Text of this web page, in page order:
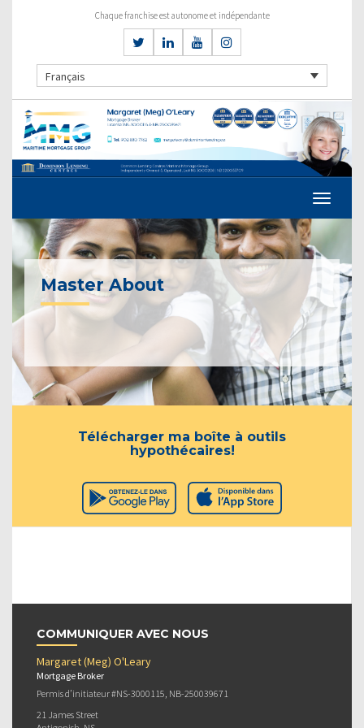
Chaque franchise est autonome et indépendante
Français
Master About
Télécharger ma boîte à outils
hypothécaires!
COMMUNIQUER AVEC NOUS
Margaret (Meg) O'Leary
Mortgage Broker
Permis d’initiateur #NS-3000115, NB-250039671
21 James Street